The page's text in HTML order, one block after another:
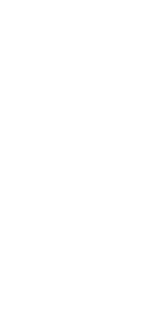
| Sammler | Autor